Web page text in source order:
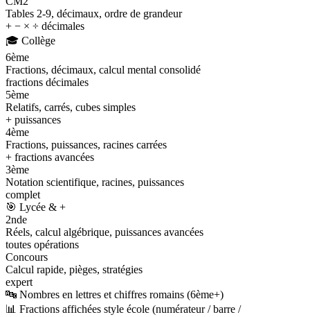
Tables 2-9, décimaux, ordre de grandeur
+ − × ÷ décimales
🎓 Collège
6ème
Fractions, décimaux, calcul mental consolidé
fractions décimales
5ème
Relatifs, carrés, cubes simples
+ puissances
4ème
Fractions, puissances, racines carrées
+ fractions avancées
3ème
Notation scientifique, racines, puissances
complet
🎯 Lycée & +
2nde
Réels, calcul algébrique, puissances avancées
toutes opérations
Concours
Calcul rapide, pièges, stratégies
expert
🔤 Nombres en lettres et chiffres romains (6ème+)
📊 Fractions affichées style école (numérateur / barre /